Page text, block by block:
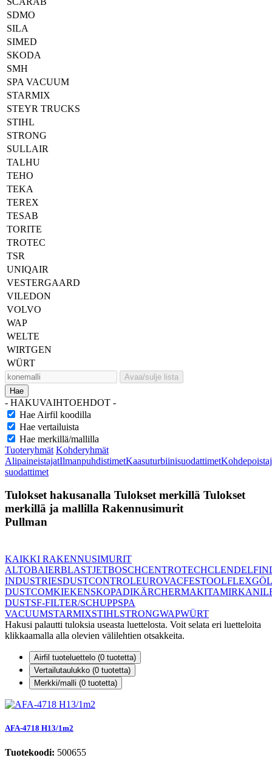
SDMO
SILA
SIMED
SKODA
SMH
SPA VACUUM
STARMIX
STEYR TRUCKS
STIHL
STRONG
SULLAIR
TALHU
TEHO
TEKA
TEREX
TESAB
TORITE
TROTEC
TSR
UNIQAIR
VESTERGAARD
VILEDON
VOLVO
WAP
WELTE
WIRTGEN
WÜRT
Avaa/sulje lista
Hae
- HAKUVAIHTOEHDOT -
Hae Airfil koodilla
Hae vertailuista
Hae merkillä/mallilla
Tuoteryhmät Kohderyhmät
AlipaineistajatIlmanpuhdistimetKaasuturbiinisuodattimet
suodattimet
Tulokset hakusanalla Tulokset merkillä Tulokset
merkillä ja mallilla Rakennusimurit
Pullman
KAIKKI RAKENNUSIMURIT
ALTOBAIERBLASTJETBOSCHCENTROTECHCLENDELFIN
INDUSTRIESDUSTCONTROLEUROVACFESTOOLFLEX
DUSTCOMKIEKENSKOPADIKÄRCHERMAKITAMIRKA
DUSTSF-FILTER/SCHUPPSPA
VACUUMSTARMIXSTIHLSTRONGWAPWÜRT
Hakusi palautti tuloksia useasta luettelosta. Voit selata eri luetteloita
klikkaamalla alla olevien välilehtien otsakkeita.
Airfil tuoteluettelo (0 tuotetta)
Vertailutaulukko (0 tuotetta)
Merkki/malli (0 tuotetta)
AFA-4718 H13/1m2
Tuotekoodi: 500655